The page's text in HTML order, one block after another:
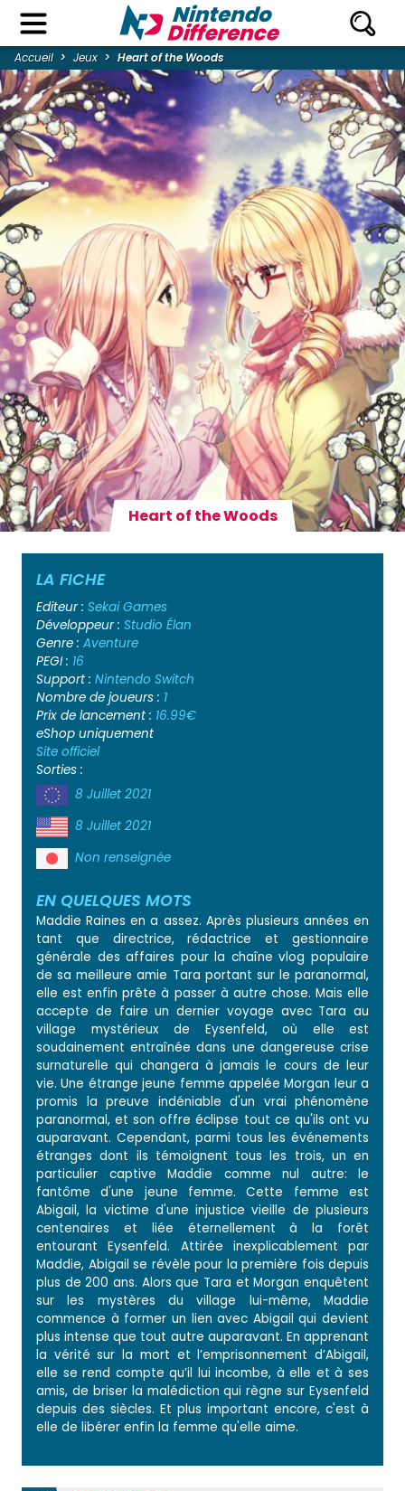
Accueil Jeux Heart of the Woods
Heart of the Woods
LA FICHE
Editeur : Sekai Games
Développeur : Studio Élan
Genre : Aventure
PEGI : 16
Support : Nintendo Switch
Nombre de joueurs : 1
Prix de lancement : 16.99€
eShop uniquement
Site officiel
Sorties :
8 Juillet 2021
8 Juillet 2021
Non renseignée
EN QUELQUES MOTS
Maddie Raines en a assez. Après plusieurs années en
tant que directrice, rédactrice et gestionnaire
générale des affaires pour la chaîne vlog populaire
de sa meilleure amie Tara portant sur le paranormal,
elle est enfin prête à passer à autre chose. Mais elle
accepte de faire un dernier voyage avec Tara au
village mystérieux de Eysenfeld, où elle est
soudainement entraînée dans une dangereuse crise
surnaturelle qui changera à jamais le cours de leur
vie. Une étrange jeune femme appelée Morgan leur a
promis la preuve indéniable d'un vrai phénomène
paranormal, et son offre éclipse tout ce qu'ils ont vu
auparavant. Cependant, parmi tous les événements
étranges dont ils témoignent tous les trois, un en
particulier captive Maddie comme nul autre: le
fantôme d'une jeune femme. Cette femme est
Abigail, la victime d'une injustice vieille de plusieurs
centenaires et liée éternellement à la forêt
entourant Eysenfeld. Attirée inexplicablement par
Maddie, Abigail se révèle pour la première fois depuis
plus de 200 ans. Alors que Tara et Morgan enquêtent
sur les mystères du village lui-même, Maddie
commence à former un lien avec Abigail qui devient
plus intense que tout autre auparavant. En apprenant
la vérité sur la mort et l’emprisonnement d’Abigail,
elle se rend compte qu’il lui incombe, à elle et à ses
amis, de briser la malédiction qui règne sur Eysenfeld
depuis des siècles. Et plus important encore, c'est à
elle de libérer enfin la femme qu'elle aime.